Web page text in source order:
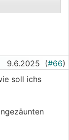
9.6.2025 (#66)
soll ichs